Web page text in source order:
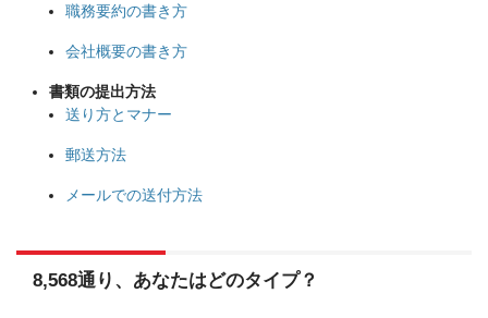
職務要約の書き方
会社概要の書き方
書類の提出方法
送り方とマナー
郵送方法
メールでの送付方法
8,568通り、あなたはどのタイプ？